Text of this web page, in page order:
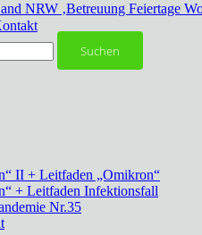
NRW ‚Betreuung Feiertage
II + Leitfaden „Omikron“
+ Leitfaden Infektionsfall
Nr.35